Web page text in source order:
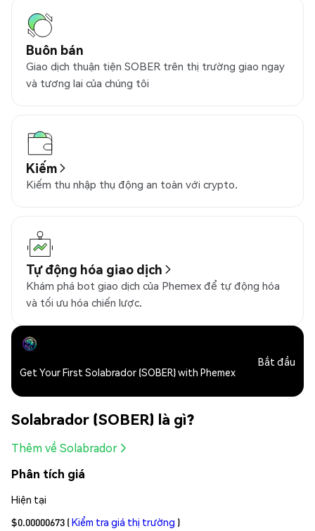
Buôn bán
Giao dịch thuận tiện SOBER trên thị trường giao ngay
và tương lai của chúng tôi
Kiếm
Kiếm thu nhập thụ động an toàn với crypto.
Tự động hóa giao dịch
Khám phá bot giao dịch của Phemex để tự động hóa
và tối ưu hóa chiến lược.
Get Your First Solabrador (SOBER) with Phemex
Bắt đầu
Solabrador (SOBER) là gì?
Thêm về Solabrador
Phân tích giá
Hiện tại
$0.00000673 (Kiểm tra giá thị trường )